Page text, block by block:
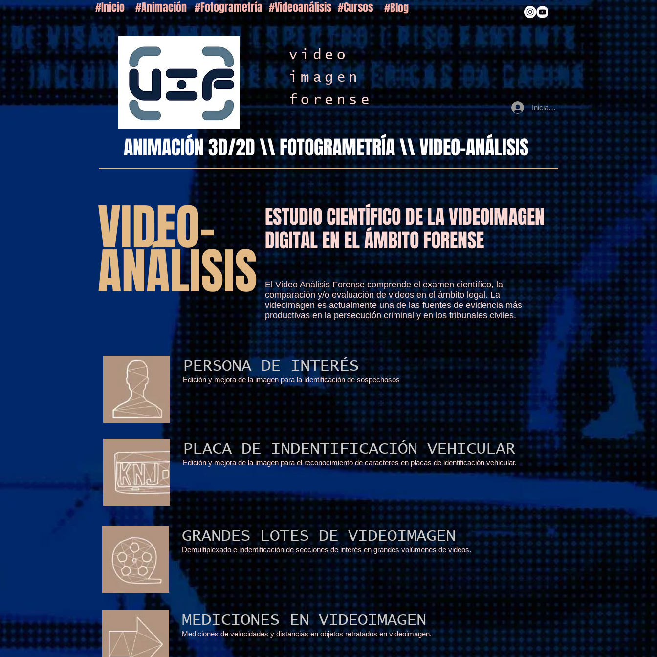
Iniciar sesión
#Inicio #Animación #Fotogrametría #Videoanálisis #Cursos #Blog
video
imagen
forense
ANIMACIÓN 3D/2D \\ FOTOGRAMETRÍA \\ VIDEO-ANÁLISIS
VIDEO-
ANÁLISIS
ESTUDIO CIENTÍFICO DE LA VIDEOIMAGEN
DIGITAL EN EL ÁMBITO FORENSE
El Video Análisis Forense comprende el examen científico, la
comparación y/o evaluación de videos en el ámbito legal. La
videoimagen es actualmente una de las fuentes de evidencia más
productivas en la persecución criminal y en los tribunales civiles.
PERSONA DE INTERÉS
Edición y mejora de la imagen para la identificación de sospechosos
PLACA DE INDENTIFICACIÓN VEHICULAR
Edición y mejora de la imagen para el reconocimiento de caracteres en placas de identificación vehicular.
GRANDES LOTES DE VIDEOIMAGEN
Demultiplexado e indentificación de secciones de interés en grandes volúmenes de videos.
MEDICIONES EN VIDEOIMAGEN
Mediciones de velocidades y distancias en objetos retratados en videoimagen.